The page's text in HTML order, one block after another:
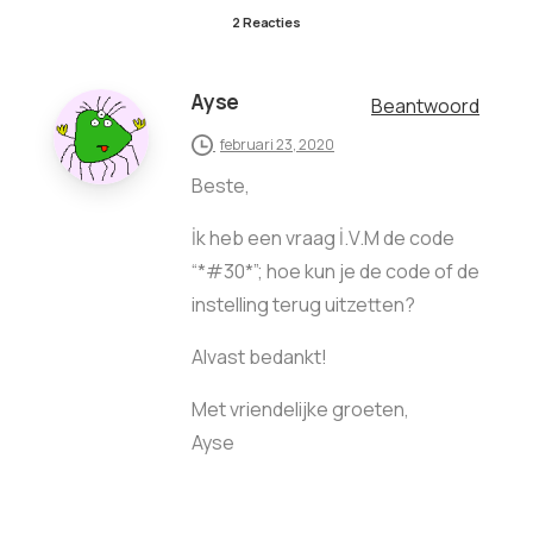
2 Reacties
Ayse Beantwoord
februari 23, 2020
Beste,
İk heb een vraag İ.V.M de code
“*#30*”; hoe kun je de code of de
instelling terug uitzetten?
Alvast bedankt!
Met vriendelijke groeten,
Ayse